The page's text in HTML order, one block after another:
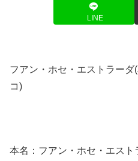
LINE
フアン・ホセ・エストラー
コ)
本名：フアン・ホセ・エスト